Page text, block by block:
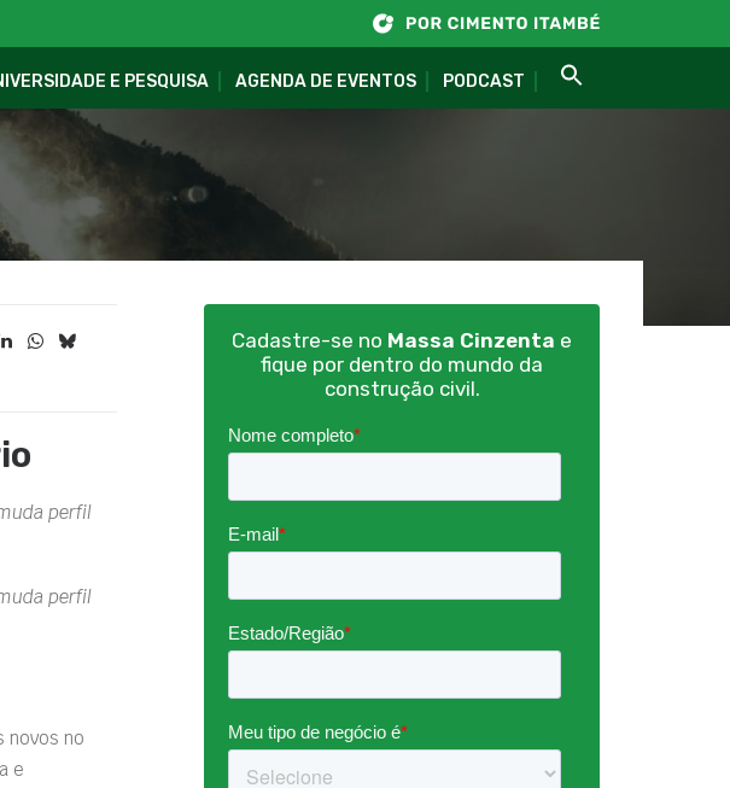
E PESQUISA AGENDA DE EVENTOS PODCAST
perfil
perfil
no
e
Cadastre-se no Massa Cinzenta e
fique por dentro do mundo da
construção civil.